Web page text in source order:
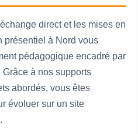
direct et les mises en
présentiel à Nord vous
pédagogique encadré par
à nos supports
abordés, vous êtes
évoluer sur un site